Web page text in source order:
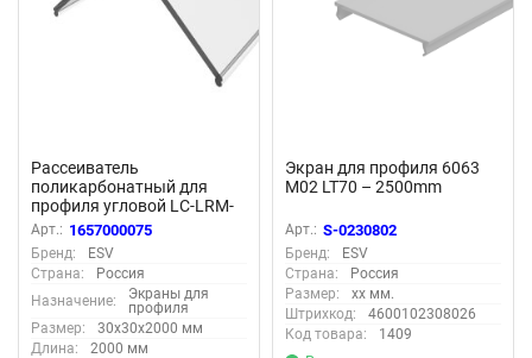
Рассеиватель
поликарбонатный для
профиля угловой LC-LRM-
P32L-2 прозрачный
Арт.: 1657000075
Бренд:
ESV
Страна:
Россия
Назначение:
Экраны для
профиля
Размер:
30x30x2000 мм
Длина:
2000 мм
Экран для профиля 6063
M02 LT70 – 2500mm
Арт.: S-0230802
Бренд:
ESV
Страна:
Россия
Размер:
xx мм.
Штрихкод:
4600102308026
Код товара:
1409